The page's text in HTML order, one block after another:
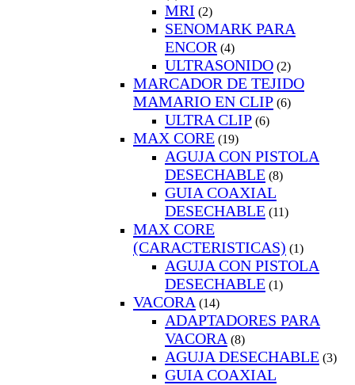
MRI (2)
SENOMARK PARA
ENCOR (4)
ULTRASONIDO (2)
MARCADOR DE TEJIDO
MAMARIO EN CLIP (6)
ULTRA CLIP (6)
MAX CORE (19)
AGUJA CON PISTOLA
DESECHABLE (8)
GUIA COAXIAL
DESECHABLE (11)
MAX CORE
(CARACTERISTICAS) (1)
AGUJA CON PISTOLA
DESECHABLE (1)
VACORA (14)
ADAPTADORES PARA
VACORA (8)
AGUJA DESECHABLE (3)
GUIA COAXIAL